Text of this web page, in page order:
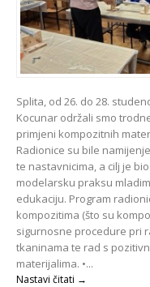
Splita, od 26. do 28.
Kocunar održali smo
primjeni kompozitnih
Radionice su bile
te nastavnicima, a cilj je
modelarsku praksu
edukaciju. Program
kompozitima (što su
sigurnosne procedure pri
tkaninama te rad s
materijalima. •...
Nastavi čitati →